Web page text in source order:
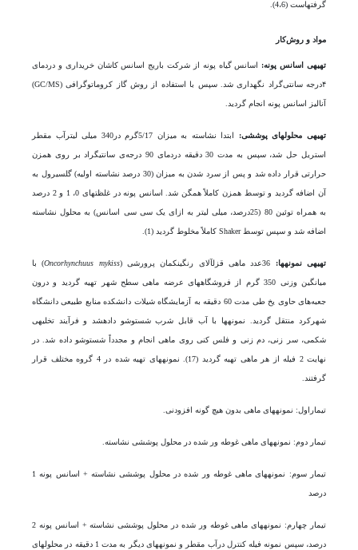
گرفته­است (4،6).
مواد و روش‌کار
تهیه­ی اسانس پونه: اسانس گیاه پونه از شرکت باریج اسانس کاشان خریداری و دردمای
۴درجه سانتی‌گراد نگهداری شد. سپس با استفاده از روش گاز کروماتوگرافی (GC/MS)
آنالیز اسانس پونه انجام گردید.
تهیه­ی محلول­های پوششی:
ابتدا نشاسته به میزان 5/17گرم در340 میلی لیترآب مقطر
استریل حل شد، سپس به مدت 30 دقیقه دردمای 90 درجه‌ی سانتی­گراد بر روی همزن
حرارتی قرار داده شد و پس از سرد شدن به میزان (30 درصد نشاسته اولیه) گلسیرول به
آن اضافه گردید و توسط همزن کاملاً همگن شد. اسانس پونه در غلظت­های 0، 1 و 2 درصد
به همراه توئین 80 (25درصد، میلی لیتر به ازای یک سی سی اسانس) به محلول نشاسته
اضافه شد و سپس توسط Shaker کاملاً مخلوط گردید (1).
تهیه­ی نمونه­ها:
Oncorhynchuus mykiss) با
میانگین وزنی 350 گرم از فروشگاه­های عرضه ماهی سطح شهر تهیه گردید و درون
جعبه‌های حاوی یخ طی مدت 60 دقیقه به آزمایشگاه شیلات دانشکده منابع طبیعی دانشگاه
شهرکرد منتقل گردید. نمونه­ها با آب قابل شرب شست­و­شو داده­شد و فرآیند تخلیه­ی
شکمی، سر زنی، دم زنی و فلس کنی روی ماهی انجام و مجدداً شست­و­شو داده شد. در
نهایت 2 فیله از هر ماهی تهیه گردید (17). نمونه­های تهیه شده در 4 گروه مختلف قرار
گرفتند.
تیماراول: نمونه­های ماهی بدون هیچ گونه افزودنی.
تیمار دوم: نمونه­های ماهی غوطه ور شده در محلول پوششی نشاسته.
تیمار سوم: نمونه­های ماهی غوطه ور شده در محلول پوششی نشاسته + اسانس پونه 1
درصد
تیمار چهارم: نمونه­های ماهی غوطه ور شده در محلول پوششی نشاسته + اسانس پونه 2
درصد، سپس نمونه فیله کنترل درآب مقطر و نمونه­های دیگر به مدت 1 دقیقه در محلول­های